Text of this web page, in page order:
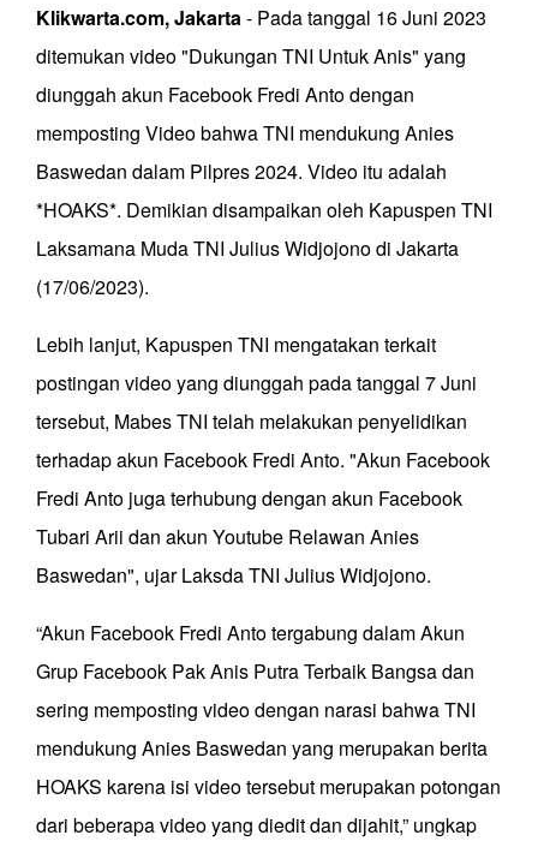
Klikwarta.com, Jakarta- Pada tanggal 16 Juni 2023
ditemukan video "Dukungan TNI Untuk Anis" yang
diunggah akun Facebook Fredi Anto dengan
memposting Video bahwa TNI mendukung Anies
Baswedan dalam Pilpres 2024. Video itu adalah
*HOAKS*. Demikian disampaikan oleh Kapuspen TNI
Laksamana Muda TNI Julius Widjojono di Jakarta
(17/06/2023).
Lebih lanjut, Kapuspen TNI mengatakan terkait
postingan video yang diunggah pada tanggal 7 Juni
tersebut, Mabes TNI telah melakukan penyelidikan
terhadap akun Facebook Fredi Anto. "Akun Facebook
Fredi Anto juga terhubung dengan akun Facebook
Tubari Arii dan akun Youtube Relawan Anies
Baswedan", ujar Laksda TNI Julius Widjojono.
“Akun Facebook Fredi Anto tergabung dalam Akun
Grup Facebook Pak Anis Putra Terbaik Bangsa dan
sering memposting video dengan narasi bahwa TNI
mendukung Anies Baswedan yang merupakan berita
HOAKS karena isi video tersebut merupakan potongan
dari beberapa video yang diedit dan dijahit,” ungkap